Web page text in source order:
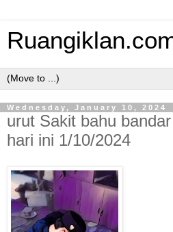
Wednesday, January 10, 2024
urut Sakit bahu
hari ini 1/10/2024